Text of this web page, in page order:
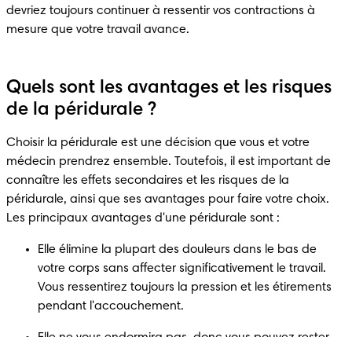
devriez toujours continuer à ressentir vos contractions à
Quels sont les avantages et les risques
de la péridurale ?
Choisir la péridurale est une décision que vous et votre
médecin prendrez ensemble. Toutefois, il est important de
connaître les effets secondaires et les risques de la
péridurale, ainsi que ses avantages pour faire votre choix.
Elle élimine la plupart des douleurs dans le bas de
votre corps sans affecter significativement le travail.
Vous ressentirez toujours la pression et les étirements